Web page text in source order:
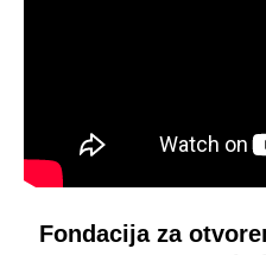
Fondacija za